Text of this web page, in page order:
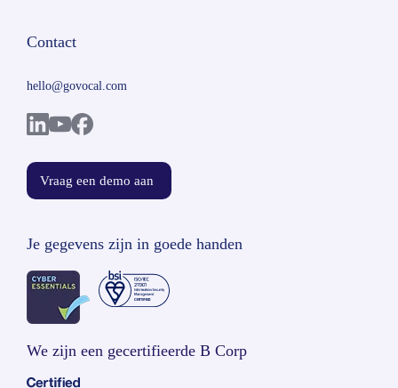
Contact
hello@govocal.com
Vraag een demo aan
Je gegevens zijn in goede handen
We zijn een gecertifieerde B Corp